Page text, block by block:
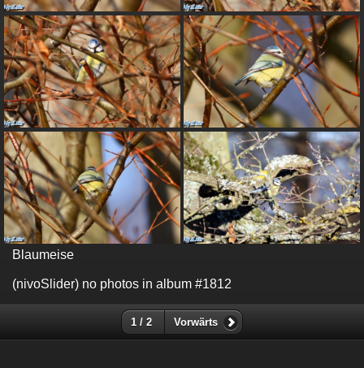
Blaumeise
(nivoSlider) no photos in album #1812
1 / 2 Vorwärts